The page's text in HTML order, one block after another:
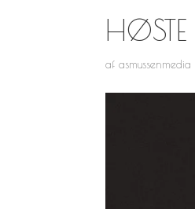
HØSTE
afasmussenmedia